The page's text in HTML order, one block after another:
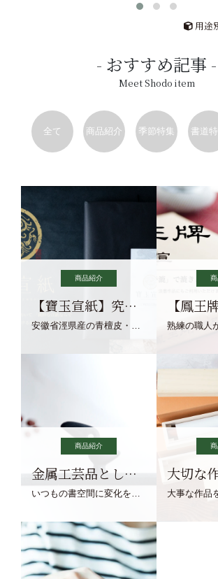
用途
おすすめ記事
Meet Shodo item
全て 商品紹介 季節特集 書道
商品紹介
【寶玉宣紙】究極の純粋な宣紙を目指す寶玉宣紙
商品紹介
金属工芸品としての文鎮